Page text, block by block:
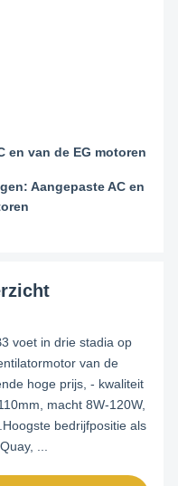
en van de EG motoren
Aangepaste AC en
voet in drie stadia op
van de
hoge prijs, - kwaliteit
macht 8W-120W,
bedrijfpositie als
...